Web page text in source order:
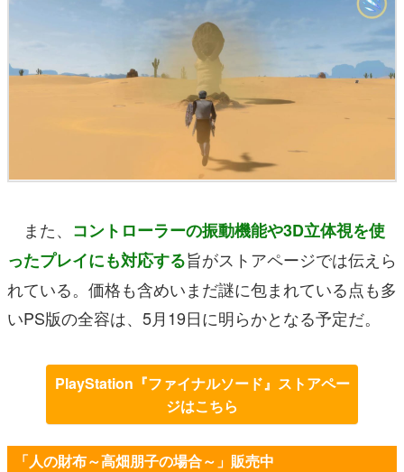
また、 コントローラーの振動機能や3D立体視を使
ったプレイにも対応する旨がストアページでは伝えら
れている。価格も含めいまだ謎に包まれている点も多
いPS版の全容は、5月19日に明らかとなる予定だ。
PlayStation『ファイナルソード』ストアペー
ジはこちら
「人の財布～高畑朋子の場合～」販売中